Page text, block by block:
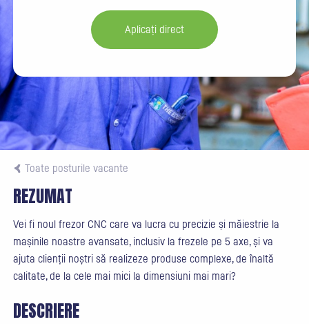
Aplicați direct
Toate posturile vacante
REZUMAT
Vei fi noul frezor CNC care va lucra cu precizie și măiestrie la
mașinile noastre avansate, inclusiv la frezele pe 5 axe, și va
ajuta clienții noștri să realizeze produse complexe, de înaltă
calitate, de la cele mai mici la dimensiuni mai mari?
DESCRIERE